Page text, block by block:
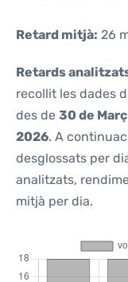
Retard mitjà: 26
Retards
recollit les dades
des de 30 de
2026. A
desglossats per
analitzats,
mitjà per dia.